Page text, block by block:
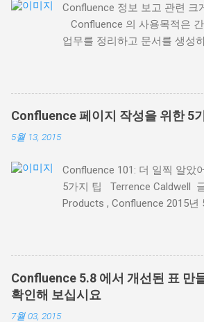
Confluence 정보 보고 관련 크
Confluence 의 사용목적은
업무를 정리하고 문서를 생성
또는 회사가 접근할 수 있는
집중화(하고 정리)할 수 있도
블로그 소식에서는 최근 배포
서 제공되는 기존 매크로 의 크
등을 통한 관련 페이지의 정
매크로 ( Content by Label
지 레이블을 사용해 관련 페이
더 좋아졌기 때문입니다. 예
고객 면담 내용을 기록한 모든
텐츠 매크로를 사용해 목록으
다. 다음과 같이 페이지 표시
Confluence 페이지 작성을 위한 5
5월 13, 2015
Confluence 101: 더 일찍 알았
5가지 팁 Terrence Caldwell
Products , Confluence 2015년
페이지가 얼마나 강력한지,
를 만들려면 얼마간의 연습이
겁니다. Confluence를 성공적
인 컨텐츠 제작 의 장점과 유용
가장 중요합니다. Confluence
Confluence 5.8 에서 개선된 표 만
확인해 보십시요
7월 03, 2015